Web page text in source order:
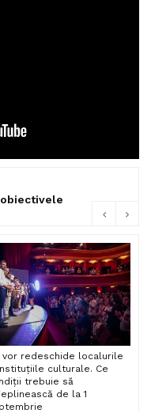
vor redeschide localurile
culturale. Ce
trebuie să
de la 1